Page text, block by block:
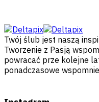
Twój ślub jest naszą
Tworzenie z Pasją
powracać prze kolejne
ponadczasowe